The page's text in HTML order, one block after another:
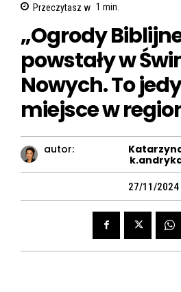
Przeczytasz w 1 min.
„Ogrody
powstały w
Nowych. To
miejsce w
autor:
27/11/2024